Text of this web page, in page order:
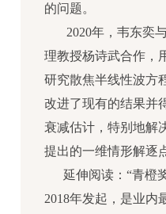
的问题。
2020年，韦东奕与
理教授杨诗武合作，
研究散焦半线性波方
改进了现有的结果并
衰减估计，特别地解
提出的一维情形解逐
延伸阅读：“青橙
2018年发起，是业内